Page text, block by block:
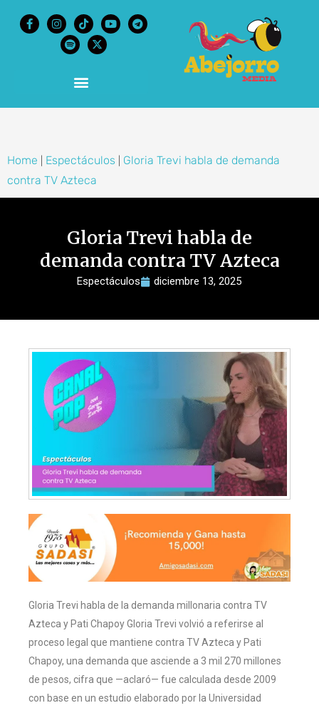
Home Espectáculos
Gloria Trevi habla de demanda
contra TV Azteca
Gloria Trevi habla de
demanda contra TV Azteca
Espectáculos diciembre 13, 2025
Gloria Trevi habla de la demanda millonaria contra TV
Azteca y Pati Chapoy Gloria Trevi volvió a referirse al
proceso legal que mantiene contra TV Azteca y Pati
Chapoy, una demanda que asciende a 3 mil 270 millones
de pesos, cifra que —aclaró— fue calculada desde 2009
con base en un estudio elaborado por la Universidad